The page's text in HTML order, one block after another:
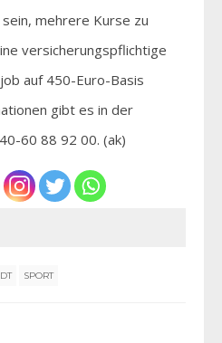
mehrere Kurse zu
versicherungspflichtige
auf 450-Euro-Basis
gibt es in der
60 88 92 00. (ak)
SPORT